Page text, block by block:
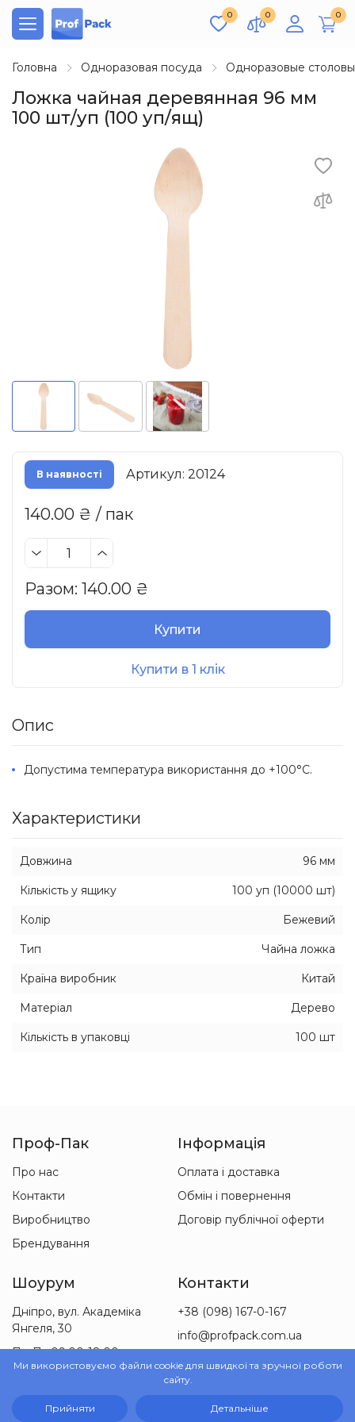
0 0 0
Головна Одноразовая посуда Одноразовые
Ложка чайная деревянная 96 мм
100 шт/уп (100 уп/ящ)
В наявності Артикул: 20124
140.00 ₴ / пак
Разом: 140.00 ₴
Купити
Купити в 1 клік
Опис
Допустима температура використання до +100°C.
Характеристики
Довжина 96 мм
Кількість у ящику 100 уп (10000 шт)
Колір Бежевий
Тип Чайна ложка
Країна виробник Китай
Матеріал Дерево
Кількість в упаковці 100 шт
Проф-Пак
Про нас
Контакти
Виробництво
Брендування
Інформація
Оплата і доставка
Обмін і повернення
Договір публічної оферти
Шоурум
Дніпро, вул. Академіка
Янгеля, 30
Пн-Пт 09:00-18:00
Сб 09:00-15:00
Контакти
+38 (098) 167-0-167
info@profpack.com.ua
© 2010-2026 ТОВ «Проф-Пак»
Ми використовуємо файли cookie для швидкої та зручної роботи
сайту.
Прийняти Детальніше